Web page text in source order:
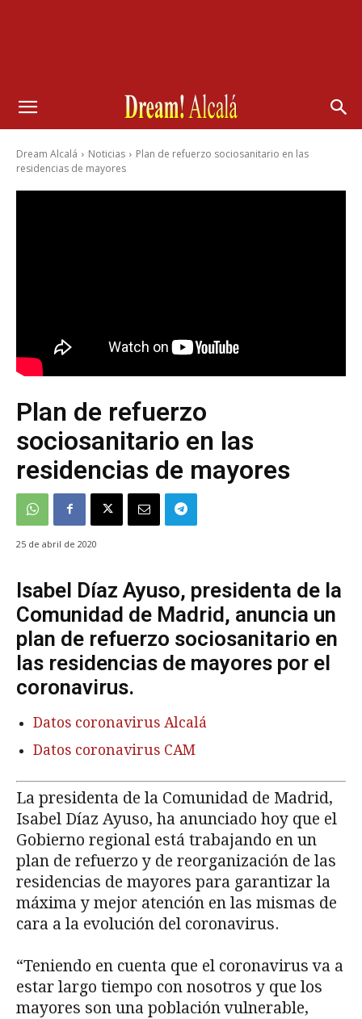
Dream Alcalá Noticias
Plan de refuerzo sociosanitario en las
residencias de mayores
Plan de refuerzo
sociosanitario en las
residencias de mayores
25 de abril de 2020
Isabel Díaz Ayuso, presidenta de la
Comunidad de Madrid, anuncia un
plan de refuerzo sociosanitario en
las residencias de mayores por el
coronavirus.
Datos coronavirus Alcalá
Datos coronavirus CAM
La presidenta de la Comunidad de Madrid,
Isabel Díaz Ayuso, ha anunciado hoy que el
Gobierno regional está trabajando en un
plan de refuerzo y de reorganización de las
residencias de mayores para garantizar la
máxima y mejor atención en las mismas de
cara a la evolución del coronavirus.
“Teniendo en cuenta que el coronavirus va a
estar largo tiempo con nosotros y que los
mayores son una población vulnerable,